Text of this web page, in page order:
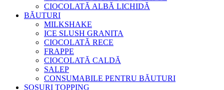
CIOCOLATĂ ALBĂ LICHIDĂ
BĂUTURI
MILKSHAKE
ICE SLUSH GRANITA
CIOCOLATĂ RECE
FRAPPE
CIOCOLATĂ CALDĂ
SALEP
CONSUMABILE PENTRU BĂUTURI
SOSURI TOPPING